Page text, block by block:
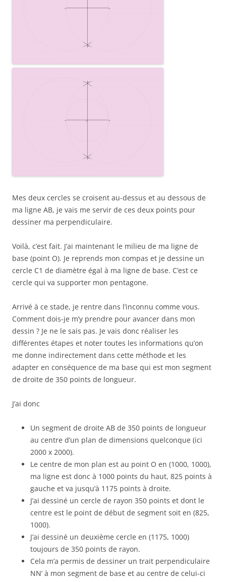
Mes deux cercles se croisent au-dessus et au dessous de
ma ligne AB, je vais me servir de ces deux points pour
dessiner ma perpendiculaire.
Voilà, c’est fait. J’ai maintenant le milieu de ma ligne de
base (point O). Je reprends mon compas et je dessine un
cercle C1 de diamètre égal à ma ligne de base. C’est ce
cercle qui va supporter mon pentagone.
Arrivé à ce stade, je rentre dans l’inconnu comme vous.
Comment dois-je m’y prendre pour avancer dans mon
dessin ? Je ne le sais pas. Je vais donc réaliser les
différentes étapes et noter toutes les informations qu’on
me donne indirectement dans cette méthode et les
adapter en conséquence de ma base qui est mon segment
de droite de 350 points de longueur.
J’ai donc
Un segment de droite AB de 350 points de longueur
au centre d’un plan de dimensions quelconque (ici
2000 x 2000).
Le centre de mon plan est au point O en (1000, 1000),
ma ligne est donc à 1000 points du haut, 825 points à
gauche et va jusqu’à 1175 points à droite.
J’ai dessiné un cercle de rayon 350 points et dont le
centre est le point de début de segment soit en (825,
1000).
J’ai dessiné un deuxième cercle en (1175, 1000)
toujours de 350 points de rayon.
Cela m’a permis de dessiner un trait perpendiculaire
NN’ à mon segment de base et au centre de celui-ci